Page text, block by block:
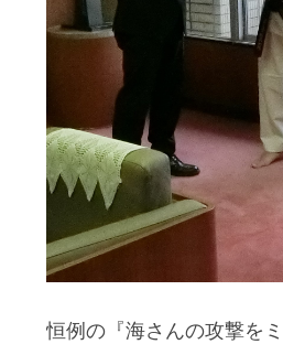
恒例の『海さんの攻撃を